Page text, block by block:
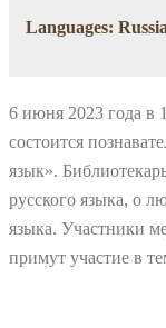
Languages:
6 июня 2023 года в
состоится
язык».
русского языка, о
языка. Участники
примут участие в